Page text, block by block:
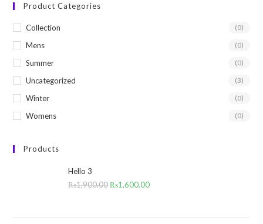
Product Categories
Collection (0)
Mens (0)
Summer (0)
Uncategorized (3)
Winter (0)
Womens (0)
Products
Hello 3
₨1,900.00 ₨1,600.00